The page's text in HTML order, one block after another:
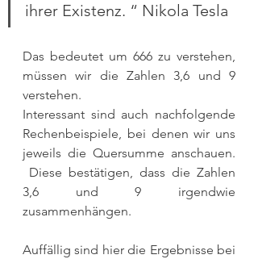
ihrer Existenz. “ Nikola Tesla
Das bedeutet um 666 zu verstehen,
müssen wir die Zahlen 3,6 und 9
verstehen.
Interessant sind auch nachfolgende
Rechenbeispiele, bei denen wir uns
jeweils die Quersumme anschauen.
Diese bestätigen, dass die Zahlen
3,6 und 9 irgendwie
zusammenhängen.
Auffällig sind hier die Ergebnisse bei